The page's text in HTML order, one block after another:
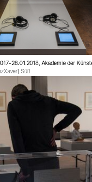
28.01.2018, Akademie der
Süß